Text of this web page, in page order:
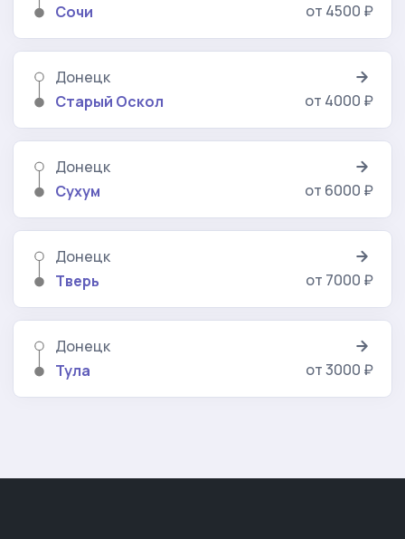
Сочи
от 4500 ₽
Донецк
Старый Оскол
от 4000 ₽
Донецк
Сухум
от 6000 ₽
Донецк
Тверь
от 7000 ₽
Донецк
Тула
от 3000 ₽